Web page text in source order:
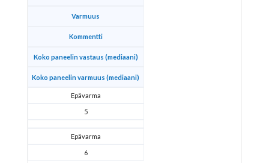
Varmuus
Kommentti
Koko paneelin vastaus (mediaani)
Koko paneelin varmuus (mediaani)
Epävarma
5
Epävarma
6